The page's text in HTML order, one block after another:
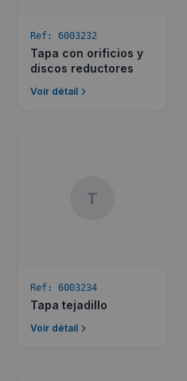
Ref: 6003232
Tapa con orificios y
discos reductores
Voir détail
T
Ref: 6003234
Tapa tejadillo
Voir détail